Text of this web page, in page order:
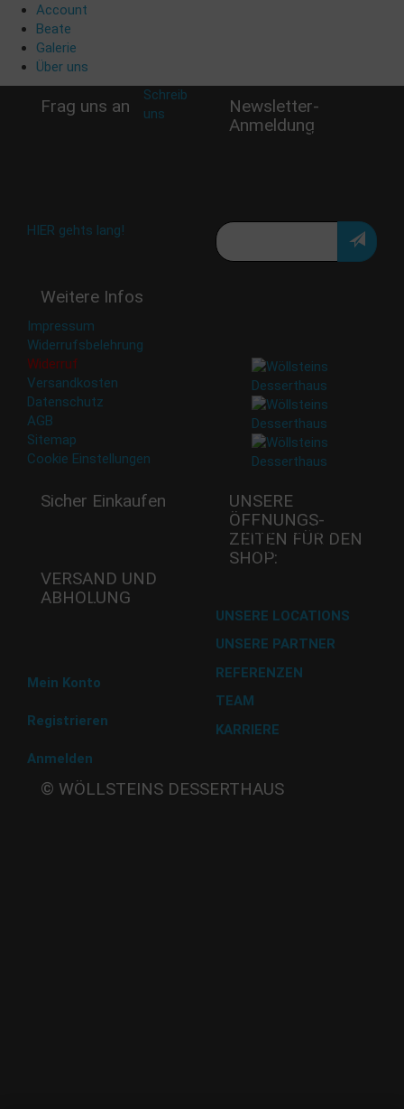
Account
Beate
Galerie
Über uns
Frag uns an
Schreib
uns
HIER gehts lang!
Weitere Infos
Impressum
Widerrufsbelehrung
Widerruf
Versandkosten
Datenschutz
AGB
Sitemap
Cookie Einstellungen
Newsletter-
Anmeldung
Verpasse keine Rabatt-
Sicher Einkaufen
VERSAND UND
ABHOLUNG
Versand mit DHL
Mein Konto
Registrieren
Anmelden
UNSERE
ÖFFNUNGS­
ZEITEN FÜR DEN
SHOP:
Mi - 11:00-17:00 Uhr
Do -11:00-17:00 Uhr
Fr - 11:00-17:00 Uhr
UNSERE LOCATIONS
UNSERE PARTNER
REFERENZEN
TEAM
KARRIERE
© WÖLLSTEINS DESSERTHAUS